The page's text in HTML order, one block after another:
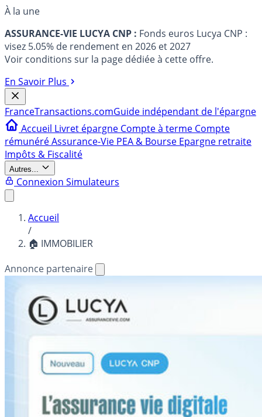
À la une
ASSURANCE-VIE LUCYA CNP : Fonds euros Lucya CNP :
visez 5.05% de rendement en 2026 et 2027
Voir conditions sur la page dédiée à cette offre.
En Savoir Plus
FranceTransactions.comGuide indépendant de l'épargne
Accueil Livret épargne Compte à terme Compte
rémunéréAssurance-Vie PEA & Bourse Epargne retraite
Impôts & Fiscalité
Autres...
Connexion Simulateurs
Accueil
/
🏠 IMMOBILIER
Annonce partenaire